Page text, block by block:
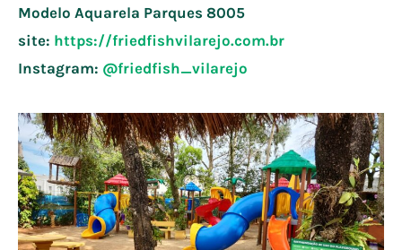
Modelo Aquarela Parques 8005
site: https://friedfishvilarejo.com.br
Instagram: @friedfish_vilarejo